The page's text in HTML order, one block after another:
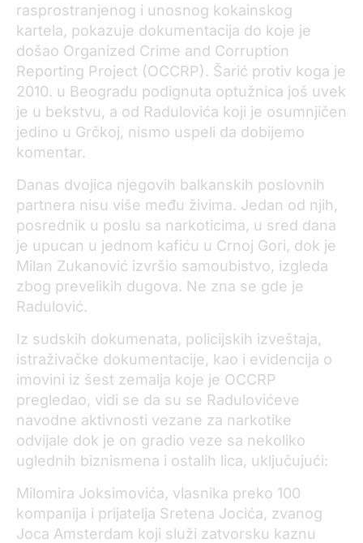
rasprostranjenog i unosnog kokainskog
kartela, pokazuje dokumentacija do koje je
došao Organized Crime and Corruption
Reporting Project (OCCRP). Šarić protiv koga je
2010. u Beogradu podignuta optužnica još uvek
je u bekstvu, a od Radulovića koji je osumnjičen
jedino u Grčkoj, nismo uspeli da dobijemo
komentar.
Danas dvojica njegovih balkanskih poslovnih
partnera nisu više među živima. Jedan od njih,
posrednik u poslu sa narkoticima, u sred dana
je upucan u jednom kafiću u Crnoj Gori, dok je
Milan Zukanović izvršio samoubistvo, izgleda
zbog prevelikih dugova. Ne zna se gde je
Radulović.
Iz sudskih dokumenata, policijskih izveštaja,
istraživačke dokumentacije, kao i evidencija o
imovini iz šest zemalja koje je OCCRP
pregledao, vidi se da su se Radulovićeve
navodne aktivnosti vezane za narkotike
odvijale dok je on gradio veze sa nekoliko
uglednih biznismena i ostalih lica, uključujući:
Milomira Joksimovića, vlasnika preko 100
kompanija i prijatelja Sretena Jocića, zvanog
Joca Amsterdam koji služi zatvorsku kaznu